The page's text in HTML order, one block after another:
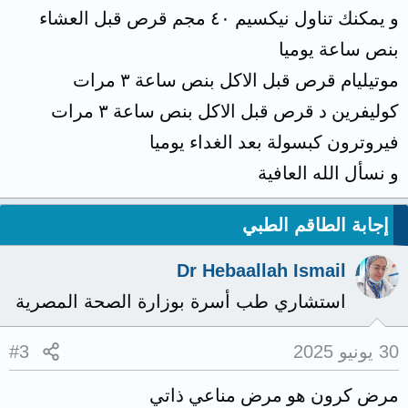
و يمكنك تناول نيكسيم ٤٠ مجم قرص قبل العشاء
بنص ساعة يوميا
موتيليام قرص قبل الاكل بنص ساعة ٣ مرات
كوليفرين د قرص قبل الاكل بنص ساعة ٣ مرات
فيروترون كبسولة بعد الغداء يوميا
و نسأل الله العافية
إجابة الطاقم الطبي
Dr Hebaallah Ismail
استشاري طب أسرة بوزارة الصحة المصرية
30 يونيو 2025 #3
مرض كرون هو مرض مناعي ذاتي